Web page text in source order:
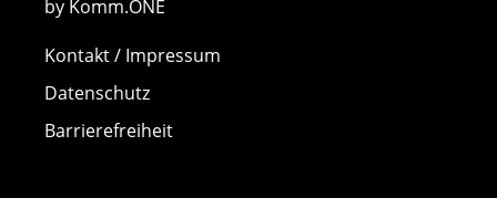
by Komm.ONE
Kontakt / Impressum
Datenschutz
Barrierefreiheit